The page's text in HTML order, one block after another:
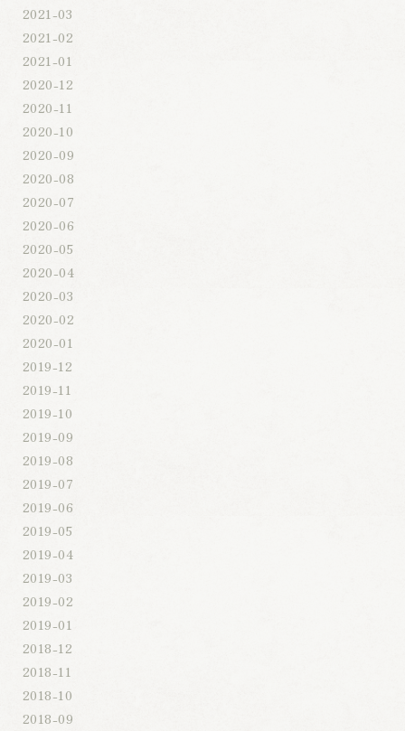
2021-03
2021-02
2021-01
2020-12
2020-11
2020-10
2020-09
2020-08
2020-07
2020-06
2020-05
2020-04
2020-03
2020-02
2020-01
2019-12
2019-11
2019-10
2019-09
2019-08
2019-07
2019-06
2019-05
2019-04
2019-03
2019-02
2019-01
2018-12
2018-11
2018-10
2018-09